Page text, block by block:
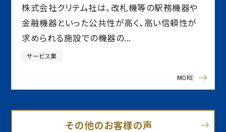
株式会社クリテム社は、改札機等の駅務機器や
金融機器といった公共性が高く、高い信頼性が
求められる施設での機器の...
サービス業
MORE
その他のお客様の声